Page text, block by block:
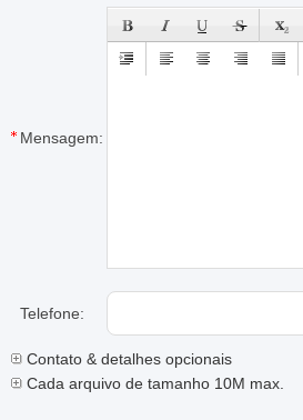
Mensagem:
Telefone:
Contato & detalhes opcionais
Cada arquivo de tamanho 10M max.